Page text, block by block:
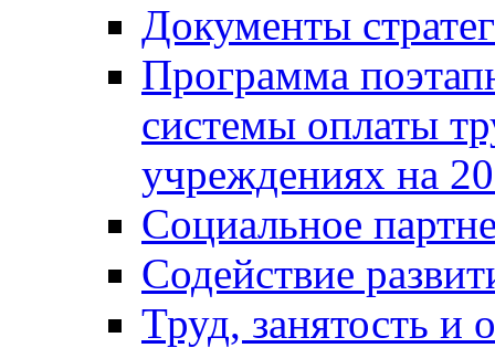
Документы
Программа
системы оплаты
учреждениях на
Социальное
Содействие
Труд, занятость и